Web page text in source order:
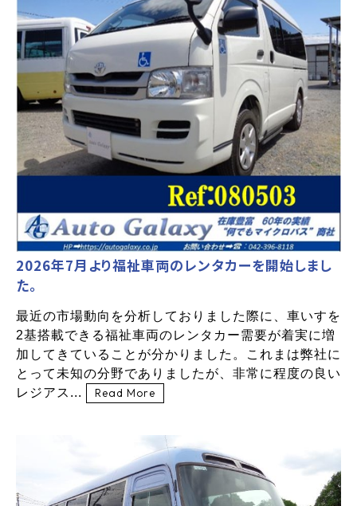
2026年7月より福祉車両のレンタカーを開始しまし
た。
最近の市場動向を分析しておりました際に、車いすを
2基搭載できる福祉車両のレンタカー需要が着実に増
加してきていることが分かりました。これまは弊社に
とって未知の分野でありましたが、非常に程度の良い
レジアス...
Read More